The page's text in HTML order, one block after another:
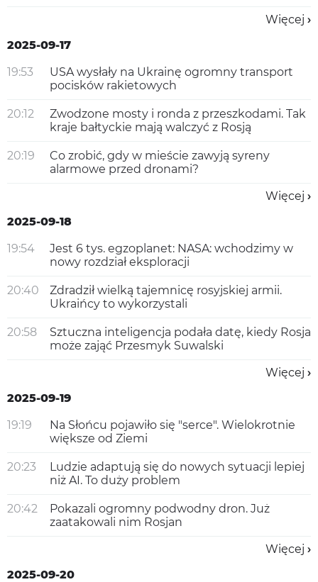
Więcej
2025-09-17
19:53
USA wysłały na Ukrainę ogromny transport
pocisków rakietowych
20:12
Zwodzone mosty i ronda z przeszkodami. Tak
kraje bałtyckie mają walczyć z Rosją
20:19
Co zrobić, gdy w mieście zawyją syreny
alarmowe przed dronami?
Więcej
2025-09-18
19:54
Jest 6 tys. egzoplanet: NASA: wchodzimy w
nowy rozdział eksploracji
20:40
Zdradził wielką tajemnicę rosyjskiej armii.
Ukraińcy to wykorzystali
20:58
Sztuczna inteligencja podała datę, kiedy Rosja
może zająć Przesmyk Suwalski
Więcej
2025-09-19
19:19
Na Słońcu pojawiło się "serce". Wielokrotnie
większe od Ziemi
20:23
Ludzie adaptują się do nowych sytuacji lepiej
niż AI. To duży problem
20:42
Pokazali ogromny podwodny dron. Już
zaatakowali nim Rosjan
Więcej
2025-09-20